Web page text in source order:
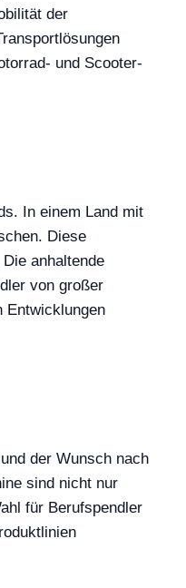
der
und Scooter-
In einem Land mit
Diese
anhaltende
von großer
Entwicklungen
der Wunsch nach
sind nicht nur
für Berufspendler